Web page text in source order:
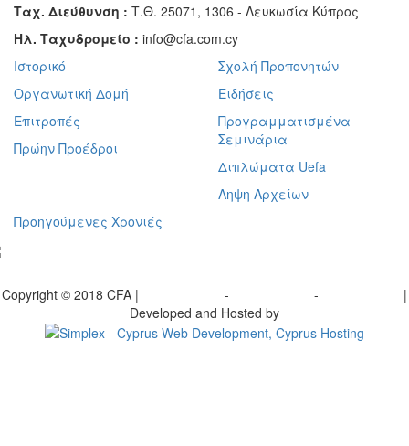
Ταχ. Διεύθυνση : Τ.Θ. 25071, 1306 - Λευκωσία Κύπρος
Ηλ. Ταχυδρομείο : info@cfa.com.cy
Ιστορικό
Οργανωτική Δομή
Επιτροπές
Πρώην Προέδροι
Σχολή Προπονητών
Ειδήσεις
Προγραμματισμένα
Σεμινάρια
Διπλώματα Uefa
Ληψη Αρχείων
Προηγούμενες Χρονιές
Copyright © 2018 CFA | - -
|
Developed and Hosted by